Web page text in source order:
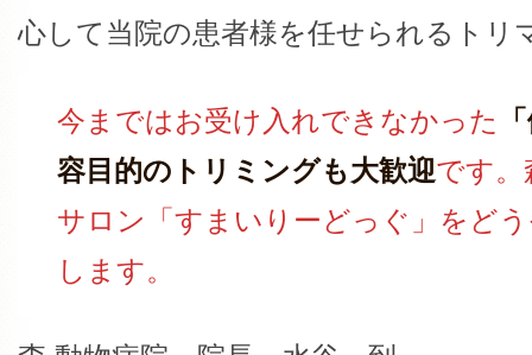
心して当院の患者様を任せられるトリ
今まではお受け入れできなかった
容目的のトリミングも大歓迎です
サロン「すまいりーどっぐ」をど
します。